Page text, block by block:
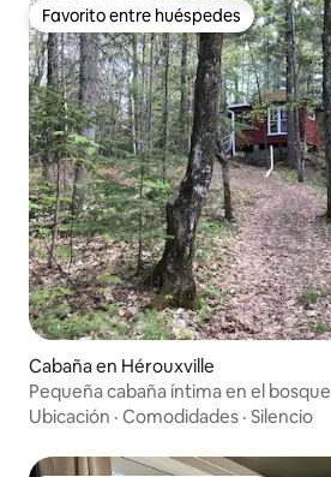
Favorito entre huéspedes
Favorito entre huéspedes
Cabaña en Hérouxville
Pequeña cabaña íntima en el bosque
Ubicación · Comodidades · Silencio